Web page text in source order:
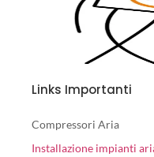
Links Importanti
Compressori Aria
Installazione impianti